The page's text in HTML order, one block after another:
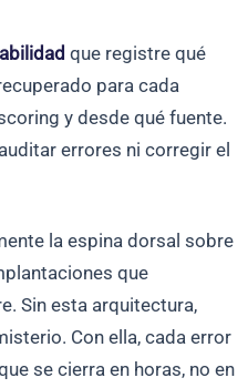
que registre qué
para cada
y desde qué fuente.
errores ni corregir el
la espina dorsal sobre
que
Sin esta arquitectura,
Con ella, cada error
se cierra en horas, no en